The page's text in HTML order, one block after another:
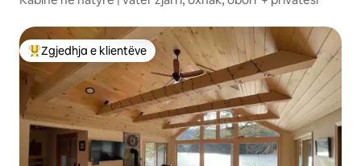
Më të mirat e zgjedhjeve të klientëve
Zgjedhja e klientëve